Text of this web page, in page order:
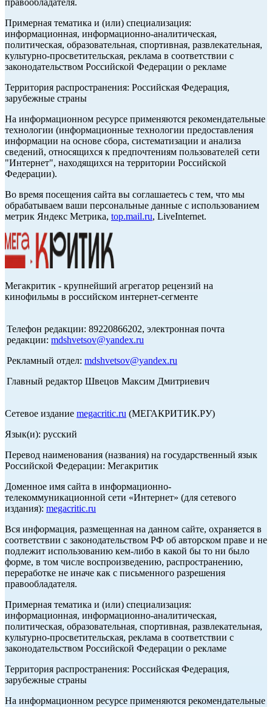
правообладателя.
Примерная тематика и (или) специализация:
информационная, информационно-аналитическая,
политическая, образовательная, спортивная, развлекательная,
культурно-просветительская, реклама в соответствии с
законодательством Российской Федерации о рекламе
Территория распространения: Российская Федерация,
зарубежные страны
На информационном ресурсе применяются рекомендательные
технологии (информационные технологии предоставления
информации на основе сбора, систематизации и анализа
сведений, относящихся к предпочтениям пользователей сети
"Интернет", находящихся на территории Российской
Федерации).
Во время посещения сайта вы соглашаетесь с тем, что мы
обрабатываем ваши персональные данные с использованием
метрик Яндекс Метрика, top.mail.ru, LiveInternet.
Мегакритик - крупнейший агрегатор рецензий на
кинофильмы в российском интернет-сегменте
Телефон редакции: 89220866202, электронная почта
редакции: mdshvetsov@yandex.ru
Рекламный отдел: mdshvetsov@yandex.ru
Главный редактор Швецов Максим Дмитриевич
Сетевое издание megacritic.ru (МЕГАКРИТИК.РУ)
Язык(и): русский
Перевод наименования (названия) на государственный язык
Российской Федерации: Мегакритик
Доменное имя сайта в информационно-
телекоммуникационной сети «Интернет» (для сетевого
издания): megacritic.ru
Вся информация, размещенная на данном сайте, охраняется в
соответствии с законодательством РФ об авторском праве и не
подлежит использованию кем-либо в какой бы то ни было
форме, в том числе воспроизведению, распространению,
переработке не иначе как с письменного разрешения
правообладателя.
Примерная тематика и (или) специализация:
информационная, информационно-аналитическая,
политическая, образовательная, спортивная, развлекательная,
культурно-просветительская, реклама в соответствии с
законодательством Российской Федерации о рекламе
Территория распространения: Российская Федерация,
зарубежные страны
На информационном ресурсе применяются рекомендательные